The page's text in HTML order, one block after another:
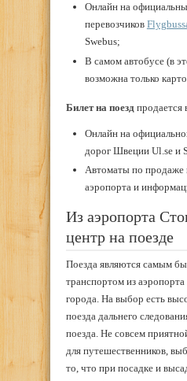
Онлайн на
перевозчиков
Swebus;
В самом автобусе (в
возможна только
Билет на поезд продается
Онлайн на
дорог Швеции Ul.se и
Автоматы по продаже
аэропорта и
Из аэропорта
центр на поезде
Поезда являются самым
транспортом из
города. На выбор есть
поезда дальнего
поезда. Не совсем
для путешественников,
то, что при посадке и